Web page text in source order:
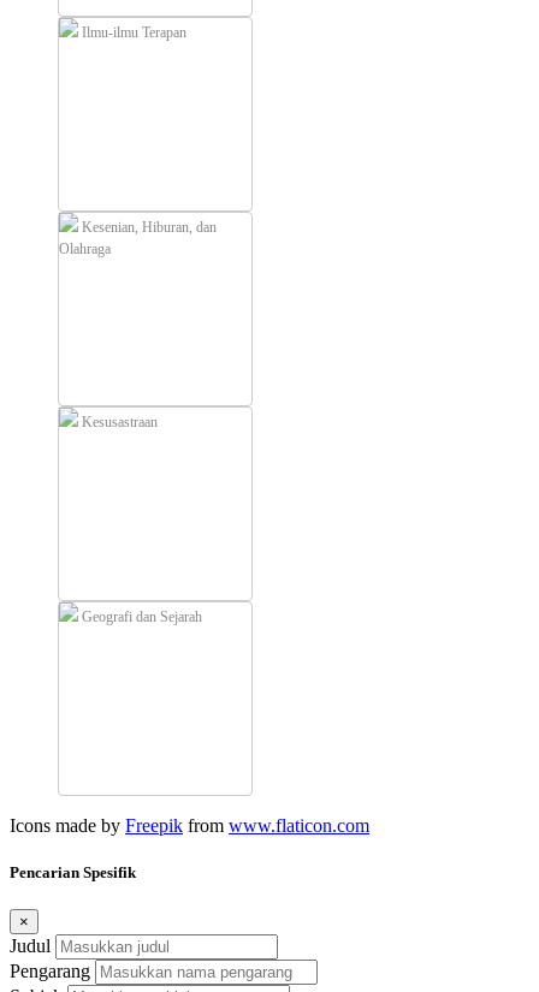
Ilmu-ilmu Terapan
Kesenian, Hiburan, dan
Olahraga
Kesusastraan
Geografi dan Sejarah
Icons made by Freepik from www.flaticon.com
Pencarian Spesifik
×
Judul
Pengarang